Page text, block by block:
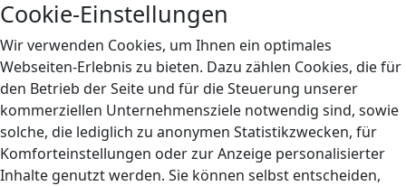
Cookie-Einstellungen
Wir verwenden Cookies, um Ihnen ein optimales
Webseiten-Erlebnis zu bieten. Dazu zählen Cookies, die für
den Betrieb der Seite und für die Steuerung unserer
kommerziellen Unternehmensziele notwendig sind, sowie
solche, die lediglich zu anonymen Statistikzwecken, für
Komforteinstellungen oder zur Anzeige personalisierter
Inhalte genutzt werden. Sie können selbst entscheiden,